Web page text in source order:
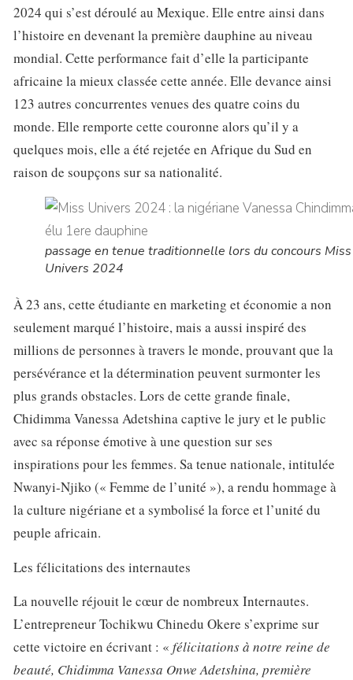
2024 qui s’est déroulé au Mexique. Elle entre ainsi dans
l’histoire en devenant la première dauphine au niveau
mondial. Cette performance fait d’elle la participante
africaine la mieux classée cette année. Elle devance ainsi
123 autres concurrentes venues des quatre coins du
monde. Elle remporte cette couronne alors qu’il y a
quelques mois, elle a été rejetée en Afrique du Sud en
raison de soupçons sur sa nationalité.
passage en tenue traditionnelle lors du concours Miss
Univers 2024
À 23 ans, cette étudiante en marketing et économie a non
seulement marqué l’histoire, mais a aussi inspiré des
millions de personnes à travers le monde, prouvant que la
persévérance et la détermination peuvent surmonter les
plus grands obstacles. Lors de cette grande finale,
Chidimma Vanessa Adetshina captive le jury et le public
avec sa réponse émotive à une question sur ses
inspirations pour les femmes. Sa tenue nationale, intitulée
Nwanyi-Njiko (« Femme de l’unité »), a rendu hommage à
la culture nigériane et a symbolisé la force et l’unité du
peuple africain.
Les félicitations des internautes
La nouvelle réjouit le cœur de nombreux Internautes.
L’entrepreneur Tochikwu Chinedu Okere s’exprime sur
cette victoire en écrivant : « félicitations à notre reine de
beauté, Chidimma Vanessa Onwe Adetshina, première